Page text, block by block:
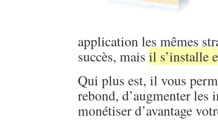
application les mêmes
succès, mais il s’installe
Qui plus est, il vous
rebond, d’augmenter
monétiser d’avantage